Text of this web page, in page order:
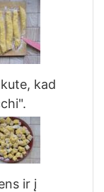
kad
ir į